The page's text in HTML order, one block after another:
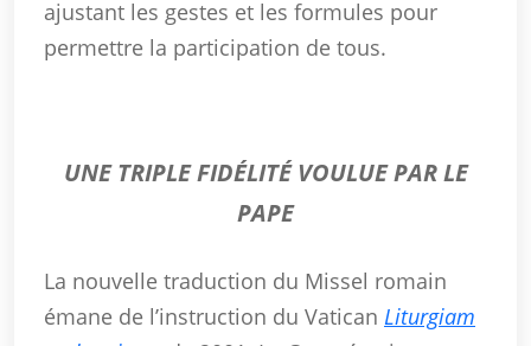
ajustant les gestes et les formules pour
permettre la participation de tous.
UNE TRIPLE FIDÉLITÉ VOULUE PAR LE
PAPE
La nouvelle traduction du Missel romain
émane de l’instruction du Vatican Liturgiam